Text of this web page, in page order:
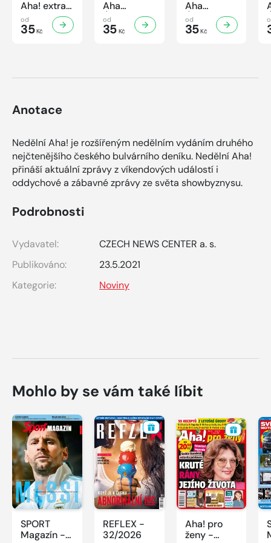
Aha! extra
č.3/2026
Úsporná
od
35Kč
Aha
Úsporná
kuchařka -
od
35Kč
Aha
Úsporná
kuchařka
od
35Kč
Anotace
Nedělní Aha! je rozšířeným nedělním vydáním druhého
nejčtenějšího českého bulvárního deníku. Nedělní Aha!
přináší aktuální zprávy z víkendových událostí i
oddychové a zábavné zprávy ze světa showbyznysu.
Podrobnosti
Vydavatel:
CZECH NEWS CENTER a. s.
Publikováno:
23.5.2021
Kategorie:
Noviny
Mohlo by se vám také líbit
SPORT
Magazín -
REFLEX -
32/2026
Aha! pro
ženy -